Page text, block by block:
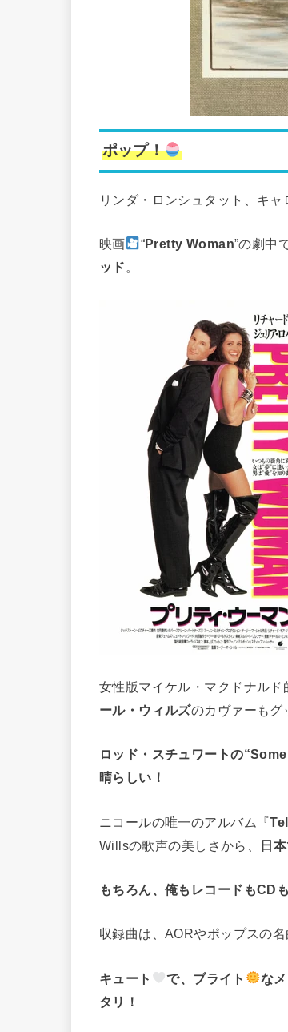
ポップ！
リンダ・ロンシュタット、キ
映画 “Pretty Woman”の劇中
ッド 。
女性版マイケル・マクドナル
ール・ウィルズのカヴァーもグ
ロッド・スチュワートの
晴らしい！
ニコールの唯一のアルバム『
Willsの歌声の美しさから、
日
もちろん、俺もレコードもCD
収録曲は、AORやポップスの
キュート で、ブライト な
タリ！